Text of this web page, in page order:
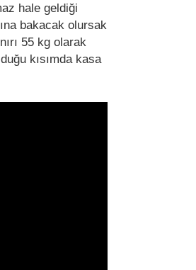
hale geldiği
bakacak olursak
55 kg olarak
kısımda kasa